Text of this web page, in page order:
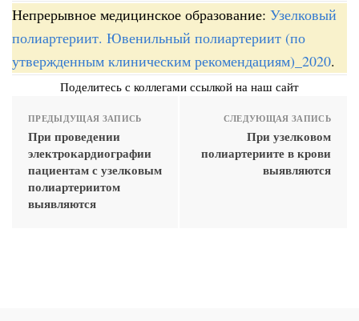
Непрерывное медицинское образование: Узелковый
полиартериит. Ювенильный полиартериит (по
утвержденным клиническим рекомендациям)_2020.
Поделитесь с коллегами ссылкой на наш сайт
ПРЕДЫДУЩАЯ ЗАПИСЬ
При проведении
электрокардиографии
пациентам с узелковым
полиартериитом
выявляются
СЛЕДУЮЩАЯ ЗАПИСЬ
При узелковом
полиартериите в крови
выявляются